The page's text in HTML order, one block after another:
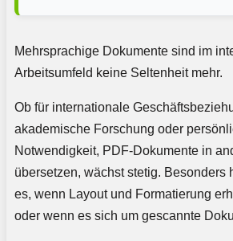
Mehrsprachige Dokumente sind im
Arbeitsumfeld keine Seltenheit mehr.
Ob für internationale
akademische Forschung oder
Notwendigkeit, PDF-Dokumente in
übersetzen, wächst stetig. Besonders
es, wenn Layout und Formatierung
oder wenn es sich um gescannte